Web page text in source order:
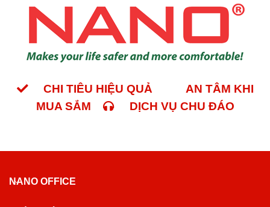
CHI TIÊU HIỆU QUẢ
AN TÂM KHI
MUA SẮM
DỊCH VỤ CHU ĐÁO
NANO OFFICE